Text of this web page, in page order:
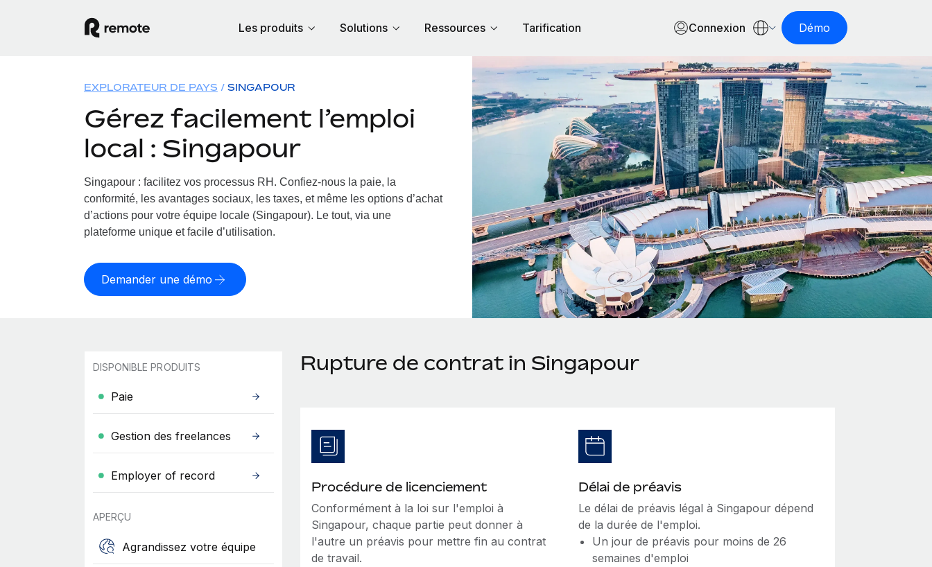
Les produits Solutions Ressources Tarification Connexion Démo
EXPLORATEUR DE PAYS SINGAPOUR
Gérez facilement l’emploi
local : Singapour
Singapour : facilitez vos processus RH. Confiez-nous la paie, la
conformité, les avantages sociaux, les taxes, et même les options d’achat
d’actions pour votre équipe locale (Singapour). Le tout, via une
plateforme unique et facile d’utilisation.
Demander une démo
DISPONIBLE PRODUITS
Paie
Gestion des freelances
Employer of record
APERÇU
Agrandissez votre équipe
Rupture de contrat in Singapour
Procédure de licenciement
Conformément à la loi sur l'emploi à
Singapour, chaque partie peut donner à
l'autre un préavis pour mettre fin au contrat
de travail.
Délai de préavis
Le délai de préavis légal à Singapour dépend
de la durée de l'emploi.
Un jour de préavis pour moins de 26
semaines d'emploi